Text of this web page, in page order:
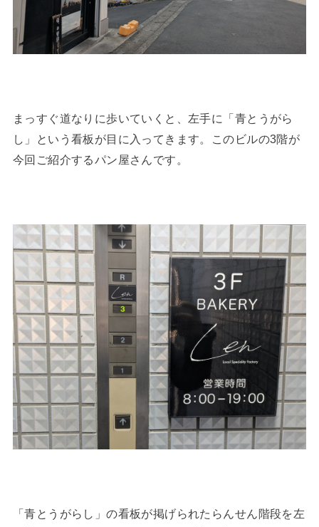
まっすぐ道なりに歩いていくと、左手に「青とうがら
し」という看板が目に入ってきます。このビルの3階が
今回ご紹介するパン屋さんです。
「青とうがらし」の看板が掲げられたらんせん階段を左